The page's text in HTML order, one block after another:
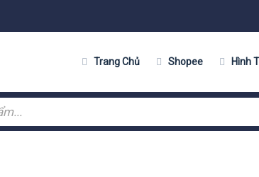
Trang Chủ Shopee Hình